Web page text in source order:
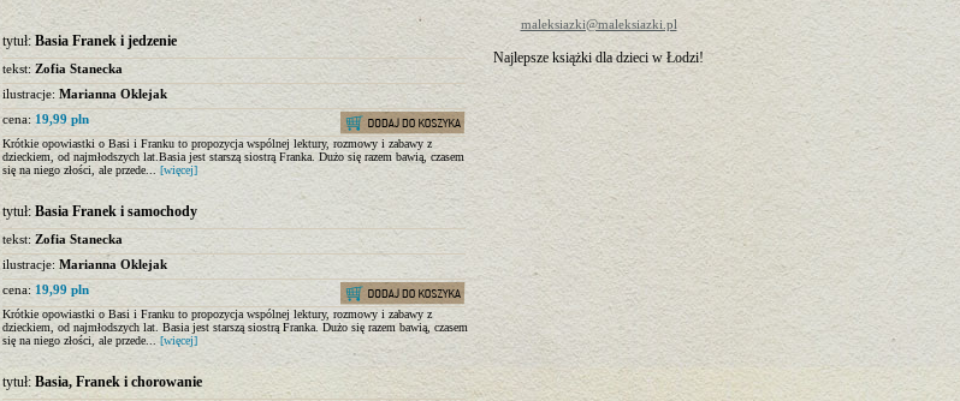
tytuł: Basia Franek i jedzenie
tekst: Zofia Stanecka
ilustracje: Marianna Oklejak
cena: 19,99 pln
Krótkie opowiastki o Basi i Franku to propozycja wspólnej lektury, rozmowy i zabawy z
dzieckiem, od najmłodszych lat.Basia jest starszą siostrą Franka. Dużo się razem bawią, czasem
się na niego złości, ale przede... [więcej]
tytuł:Basia Franek i samochody
tekst: Zofia Stanecka
ilustracje: Marianna Oklejak
cena: 19,99 pln
Krótkie opowiastki o Basi i Franku to propozycja wspólnej lektury, rozmowy i zabawy z
dzieckiem, od najmłodszych lat. Basia jest starszą siostrą Franka. Dużo się razem bawią, czasem
się na niego złości, ale przede... [więcej]
tytuł: Basia, Franek i chorowanie
maleksiazki@maleksiazki.pl
Najlepsze książki dla dzieci w Łodzi!